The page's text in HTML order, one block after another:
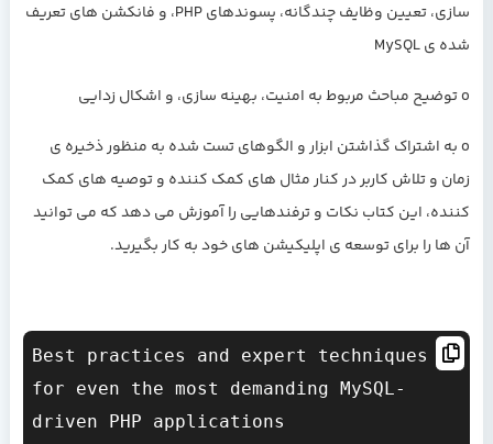
سازی، تعیین وظایف چندگانه، پسوندهای PHP، و فانکشن های تعریف
شده ی MySQL
o توضیح مباحث مربوط به امنیت، بهینه سازی، و اشکال زدایی
o به اشتراک گذاشتن ابزار و الگوهای تست شده به منظور ذخیره ی
زمان و تلاش کاربر در کنار مثال های کمک کننده و توصیه های کمک
کننده، این کتاب نکات و ترفندهایی را آموزش می دهد که می توانید
آن ها را برای توسعه ی اپلیکیشن های خود به کار بگیرید.
Best practices and expert techniques
for even the most demanding MySQL-
driven PHP applications